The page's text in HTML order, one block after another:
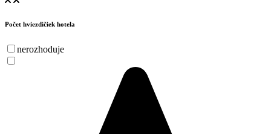
Počet hviezdičiek hotela
nerozhoduje